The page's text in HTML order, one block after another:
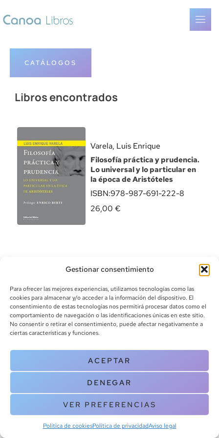
Gestionar consentimiento
Para ofrecer las mejores experiencias, utilizamos tecnologías como las
cookies para almacenar y/o acceder a la información del dispositivo. El
consentimiento de estas tecnologías nos permitirá procesar datos como el
comportamiento de navegación o las identificaciones únicas en este sitio.
No consentir o retirar el consentimiento, puede afectar negativamente a
ciertas características y funciones.
ACEPTAR
DENEGAR
VER PREFERENCIAS
Política de cookiesPolítica de privacidadAviso legal
CATÁLOGOS
Libros encontrados
Varela, Luis Enrique
Filosofía práctica y prudencia.
Lo universal y lo particular en
la época de Aristóteles
ISBN:978-987-691-222-8
26,00 €
info@canoalibros.com
pedidos@canoalibros.com
+34 934 242 391
CONTACTO
Copyright © 2025 Canoa Libros. All Rights Reserved |
cookies
| Aviso legal